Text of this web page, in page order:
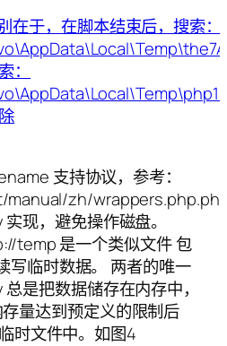
支持协议，参考：
zh/
现，避免操作磁盘。
temp 是一个类似文件 包
写临时数据。 两者的唯一
是把数据储存在内存中，
量达到预定义的限制后
时文件中。如图4